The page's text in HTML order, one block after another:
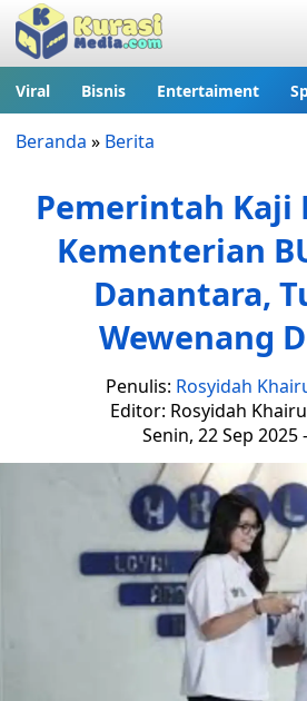
Viral Bisnis Entertaiment
Beranda » Berita
Pemerintah Kaji
Kementerian
Danantara,
Wewenang
Penulis: Rosyidah
Editor: Rosyidah
Senin, 22 Sep 2025